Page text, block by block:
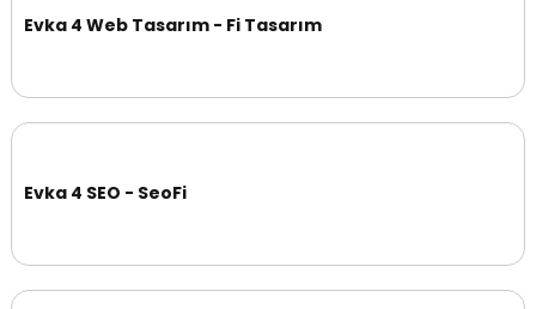
Evka 4 Web Tasarım - Fi Tasarım
Evka 4 SEO - SeoFi